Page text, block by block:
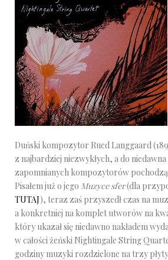
Duński kompozytor Rued Langgaard
z najbardziej niezwykłych, a do
zapomnianych kompozytorów
Pisałem już o jego Muzyce sfer(dla
TUTAJ), teraz zaś przyszedł czas na
a konkretniej na komplet utworów na
który ukazał się niedawno nakładem
w całości żeński Nightingale String
godziny muzyki rozdzielone na trzy